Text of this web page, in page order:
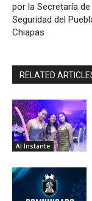
por la Secretaría de
Seguridad del
Chiapas
RELATED
Al Instante